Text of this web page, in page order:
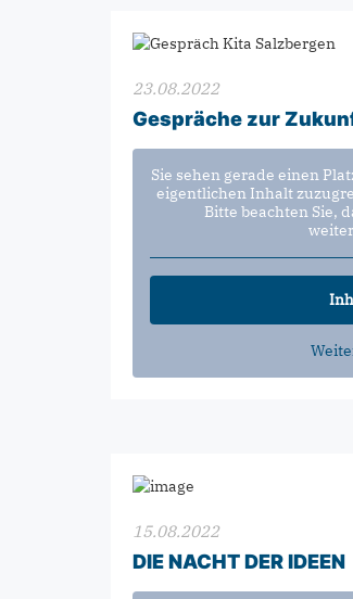
23.08.2022
Gespräche zur
Sie sehen gerade einen
eigentlichen Inhalt
Bitte beachten Sie,
15.08.2022
DIE NACHT DER IDEEN